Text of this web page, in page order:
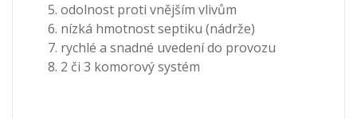
odolnost proti vnějším vlivům
nízká hmotnost septiku (nádrže)
rychlé a snadné uvedení do provozu
2 či 3 komorový systém